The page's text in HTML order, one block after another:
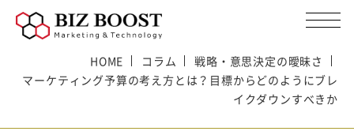
HOME コラム
戦略・意思決定の曖昧さ
マーケティング予算の考え方とは？目標からどのようにブレ
イクダウンすべきか